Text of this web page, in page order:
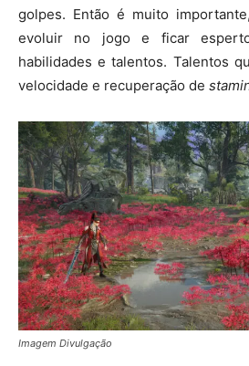
golpes. Então é muito
evoluir no jogo e ficar
habilidades e talentos. Talentos
velocidade e recuperação de
Imagem Divulgação